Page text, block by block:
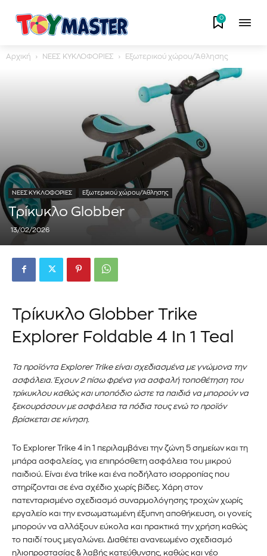
0
Αρχική ΝΕΕΣ ΚΥΚΛΟΦΟΡΙΕΣ Εξωτερικού χώρου/Άθλησης
ΝΕΕΣ ΚΥΚΛΟΦΟΡΙΕΣ Εξωτερικού χώρου/Άθλησης
Τρίκυκλο Globber
13/02/2026
Τρίκυκλο Globber Trike
Explorer Foldable 4 In 1 Teal
Τα προϊόντα Explorer Trike είναι σχεδιασμένα με γνώμονα την
ασφάλεια. Έχουν 2 πίσω φρένα για ασφαλή τοποθέτηση του
τρίκυκλου καθώς και υποπόδιο ώστε τα παιδιά να μπορούν να
ξεκουράσουν με ασφάλεια τα πόδια τους ενώ το προϊόν
βρίσκεται σε κίνηση.
Το Explorer Trike 4 in 1 περιλαμβάνει την ζώνη 5 σημείων και τη
μπάρα ασφαλείας, για επιπρόσθετη ασφάλεια του μικρού
παιδιού. Είναι ένα trike και ένα ποδήλατο ισορροπίας που
στηρίζονται σε ένα σχέδιο χωρίς βίδες. Χάρη στον
πατενταρισμένο σχεδιασμό συναρμολόγησης τροχών χωρίς
εργαλείο και την ενσωματωμένη έξυπνη αποθήκευση, οι γονείς
μπορούν να αλλάξουν εύκολα και πρακτικά την χρήση καθώς
το παιδί τους μεγαλώνει. Διαθέτει ανανεωμένο σχεδιασμό
ηλιοπροστασίας & λαβής κατεύθυνσης, καθώς και νέο